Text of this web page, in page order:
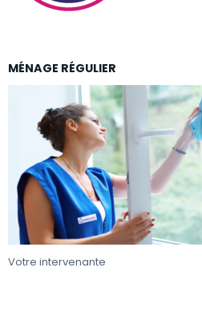
MÉNAGE RÉGULIER
Votre intervenante